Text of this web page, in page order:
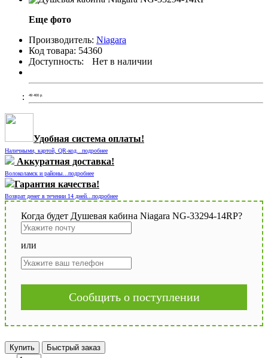
Еще фото
Производитель: Niagara
Код товара: 54360
Доступность:
Нет в наличии
49 400 р.
Удобная система оплаты!
Наличными, картой, QR-код...подробнее
Аккуратная доставка!
Волоколамск и районы...подробнее
Гарантия качества!
Возврат денег в течении 14 дней...подробнее
Когда будет Душевая кабина Niagara NG-33294-14RP?
или
Сообщить о поступлении
Купить Быстрый заказ